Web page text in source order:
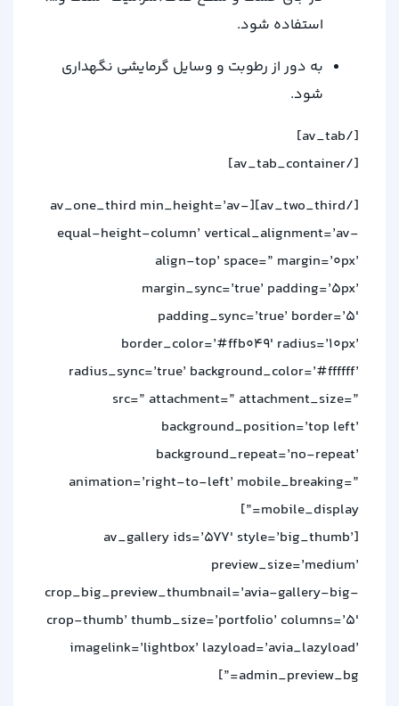
استفاده شود.
به دور از رطوبت و وسایل گرمایشی نگهداری
شود.
[/av_tab]
[/av_tab_container]
[/av_two_third][av_one_third min_height=’av-
equal-height-column’ vertical_alignment=’av-
align-top’ space=” margin=’0px’
margin_sync=’true’ padding=’5px’
padding_sync=’true’ border=’5′
border_color=’#ffb049′ radius=’10px’
radius_sync=’true’ background_color=’#ffffff’
src=” attachment=” attachment_size=”
background_position=’top left’
background_repeat=’no-repeat’
animation=’right-to-left’ mobile_breaking=”
mobile_display=”]
[av_gallery ids=’577′ style=’big_thumb’
preview_size=’medium’
crop_big_preview_thumbnail=’avia-gallery-big-
crop-thumb’ thumb_size=’portfolio’ columns=’5′
imagelink=’lightbox’ lazyload=’avia_lazyload’
admin_preview_bg=”]